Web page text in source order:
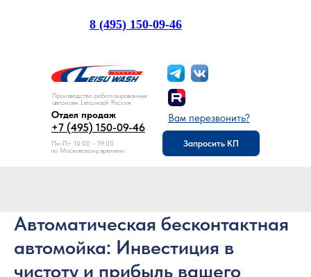
Производство роботизированных
автомоек Leisuwash Россия
+7 (495) 150-09-46
Отдел продаж
Пн-Пт: 10:00 - 19:00
по Московскому времени
Вам перезвонить?
Запросить КП
8 (495) 150-09-46
Автоматическая бесконтактная
автомойка: Инвестиция в
чистоту и прибыль вашего